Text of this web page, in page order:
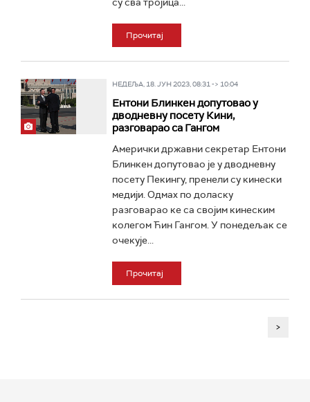
Прочитај
НЕДЕЉА, 18. ЈУН 2023, 08:31 -> 10:04
Ентони Блинкен допутовао у
дводневну посету Кини,
разговарао са Гангом
Амерички државни секретар Ентони
Блинкен допутовао је у дводневну
посету Пекингу, пренели су кинески
медији. Одмах по доласку
разговарао ке са својим кинеским
колегом Ћин Гангом. У понедељак се
очекује...
Прочитај
>